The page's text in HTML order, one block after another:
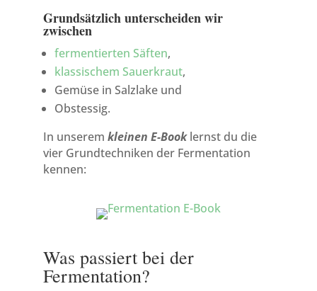
Grundsätzlich unterscheiden wir
zwischen
fermentierten Säften,
klassischem Sauerkraut,
Gemüse in Salzlake und
Obstessig.
In unserem kleinen E-Booklernst du die
vier Grundtechniken der Fermentation
kennen:
Was passiert bei der
Fermentation?